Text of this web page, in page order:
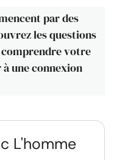
par des
les questions
comprendre votre
une connexion
L'homme